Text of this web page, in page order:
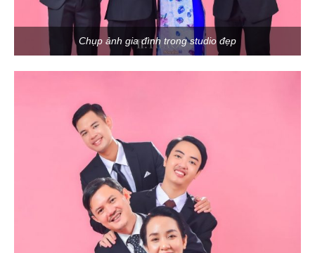
Chụp ảnh gia đình trong studio đẹp